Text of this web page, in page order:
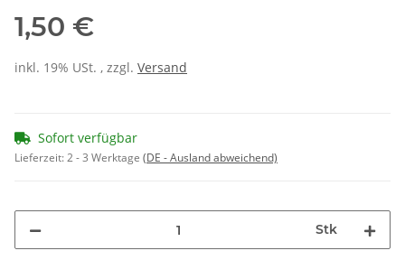
1,50 €
inkl. 19% USt. , zzgl. Versand
Sofort verfügbar
Lieferzeit:2 - 3 Werktage (DE - Ausland abweichend)
Stk